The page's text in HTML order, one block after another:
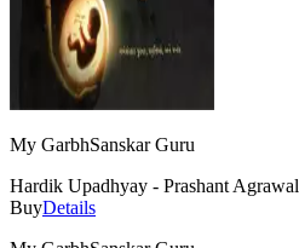
My GarbhSanskar Guru
Hardik Upadhyay - Prashant Agrawal
BuyDetails